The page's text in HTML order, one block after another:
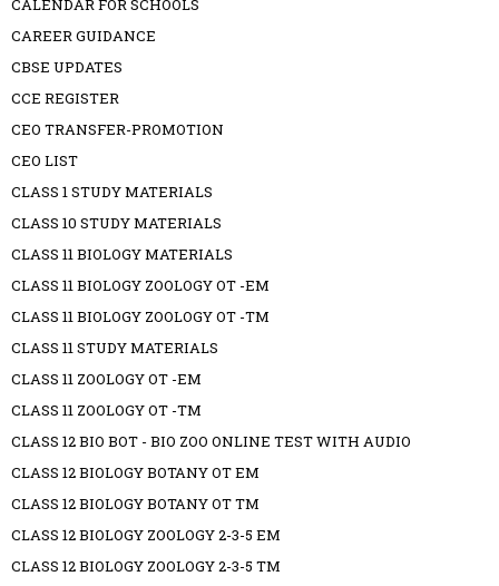
CALENDAR FOR SCHOOLS
CAREER GUIDANCE
CBSE UPDATES
CCE REGISTER
CEO TRANSFER-PROMOTION
CEO LIST
CLASS 1 STUDY MATERIALS
CLASS 10 STUDY MATERIALS
CLASS 11 BIOLOGY MATERIALS
CLASS 11 BIOLOGY ZOOLOGY OT -EM
CLASS 11 BIOLOGY ZOOLOGY OT -TM
CLASS 11 STUDY MATERIALS
CLASS 11 ZOOLOGY OT -EM
CLASS 11 ZOOLOGY OT -TM
CLASS 12 BIO BOT - BIO ZOO ONLINE TEST WITH AUDIO
CLASS 12 BIOLOGY BOTANY OT EM
CLASS 12 BIOLOGY BOTANY OT TM
CLASS 12 BIOLOGY ZOOLOGY 2-3-5 EM
CLASS 12 BIOLOGY ZOOLOGY 2-3-5 TM